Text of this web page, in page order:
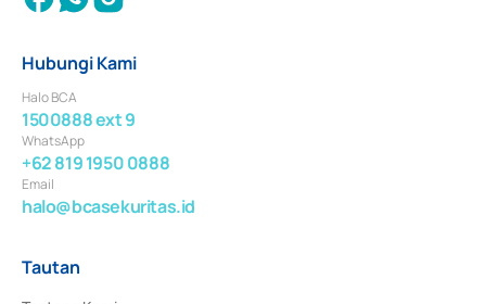
Hubungi Kami
Halo BCA
1500888 ext 9
WhatsApp
+62 819 1950 0888
Email
halo@bcasekuritas.id
Tautan